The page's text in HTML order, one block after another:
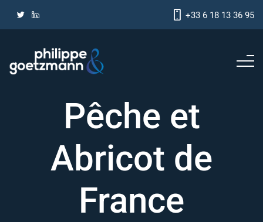
+33 6 18 13 36 95
Pêche et
Abricot de
France